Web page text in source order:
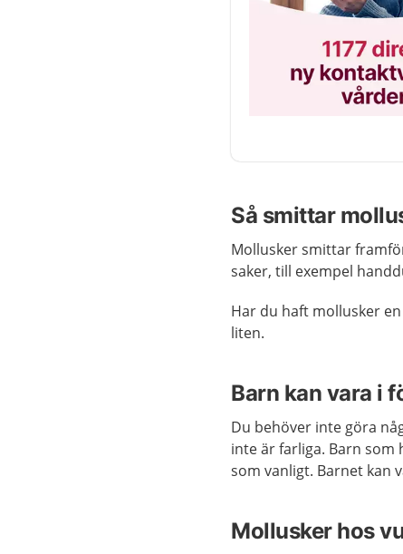
Så smittar
Mollusker smittar
saker, till exempel
Har du haft mollusker
liten.
Barn kan vara i
Du behöver inte göra
inte är farliga. Barn som
som vanligt. Barnet kan
Mollusker hos